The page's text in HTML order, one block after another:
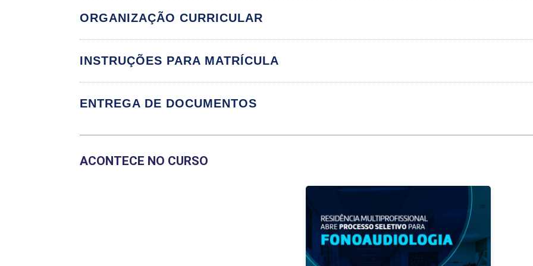
ORGANIZAÇÃO CURRICULAR
Componente Curricular
ASSISTÊNCIA DE FONOAUDIOLOGIA - HOSPITALAR
GESTÃO E CONTROLE SOCIAL/GESTÃO COLEGIADA E CONTROLE
GESTÃO E CONTROLE SOCIAL/MECANISMOS DE PARTICIPAÇÃO
INSTRUÇÕES PARA MATRÍCULA
ENTREGA DE DOCUMENTOS
ACONTECE NO CURSO